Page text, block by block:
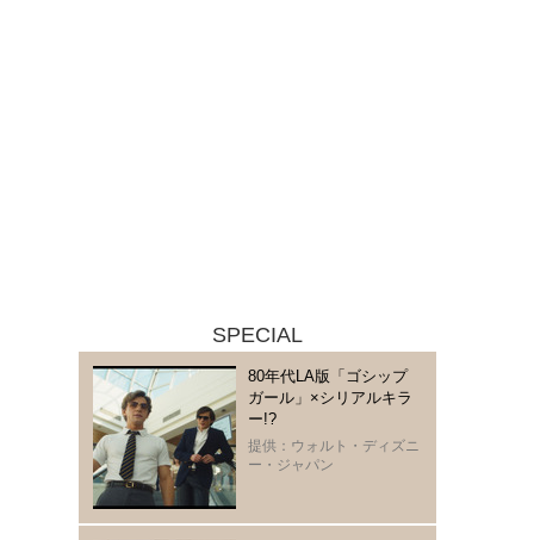
SPECIAL
80年代LA版「ゴシップ
ガール」×シリアルキラ
ー!?
提供：ウォルト・ディズニ
ー・ジャパン